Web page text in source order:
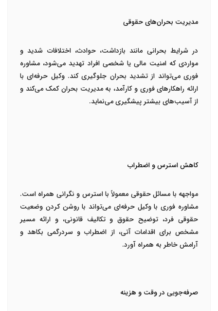
مدیریت بحران‌های حقوقی
در شرایط بحرانی مانند بازداشت، حوادث، اختلافات شدید و
مواردی که امنیت مالی یا شخصی افراد تهدید می‌شود، مشاوره
فوری می‌تواند از تشدید بحران جلوگیری کند. وکیل حرفه‌ای با
ارائه راهکارهای فوری و کارآمد، به مدیریت بحران کمک می‌کند و
از آسیب‌های بیشتر پیشگیری می‌نماید.
کاهش استرس و اضطراب
مواجهه با مسائل حقوقی معمولاً با استرس و نگرانی همراه است.
مشاوره فوری با وکیل حرفه‌ای می‌تواند با روشن کردن وضعیت
حقوقی فرد، توضیح حقوق و تکالیف قانونی، و ارائه مسیر
مشخص برای اقدامات آتی، از اضطراب و سردرگمی بکاهد و
آرامش خاطر به همراه آورد.
صرفه‌جویی در وقت و هزینه